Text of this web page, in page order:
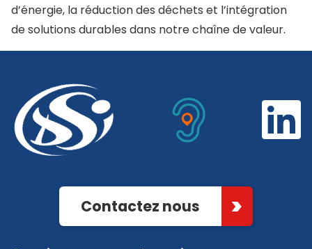
d’énergie, la réduction des déchets et l’intégration
de solutions durables dans notre chaîne de valeur.
Contactez nous